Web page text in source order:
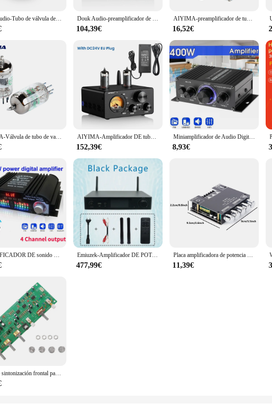
clear audio experience that immerses you in the action. The amplifier's design is
and precision.
about performance; it's also about ease of use. It comes with a user-friendly manual and all
piece of equipment but also a user-friendly addition to your home cinema setup.
is designed to be a seamless addition to your entertainment system, enhancing your audio
Douk Audio-Tubo de válvula de vacío Ultra compacto, amplificador de auriculares, preamplificador estéreo para el hogar, sistema de Audio de escritorio Douk Audio-preamplificador de tubo de válvula HiFi, divisor de Audio de 4 vías, amplificador de auriculares de escritorio para el hogar, Control de graves agudos con medidor VU
104,39€
AIYIMA-preamplificador de tubo 6A2 mejorado, amplificador de sonido HiFi, Bile búfer, Audio, altavoz, cine en casa, bricolaje
16,52€
AIYIMA-Válvula de tubo de vacío 2 piezas GE 5654W, actualización de tubo electrónico de vacío para 6J1 6m1 6AK5 6J1P EF95, amplificador de emparejamiento de Audio AIYIMA-Amplificador DE tubo de vacío T9, HiFi, Bluetooth 5,0, USB, DAC, estéreo, coaxial, OPT, VU, medidor, altavoz
152,39€
Miniamplificador de Audio Digital AK170 para coche, amplificador estéreo de luz azul para cine en casa, Club, fiesta, música, potencia de 200W x 2
8,93€
AMPLIFICADOR DE sonido HiFi de potencia máxima de 1600W, amplificador de Audio Digital de 4 canales, Bluetooth, reproductor de Karaoke, Radio FM, compatible con Control remoto Emiuzek-Amplificador DE POTENCIA WA80 Pro, con WiFi y Bluetooth 5,0, 60Wx2, estéreo, HiFi, 2,1 canales, reproductor multimedia de transmisión de dígitos, Amplificador de sonido
477,99€
Placa amplificadora de potencia Digital, 2,1 canales, 2x50W + 100W, BT5.0 Audio estéreo, amplificador de bajos AUX 12/24V, CS8673E
11,39€
Placa de sintonización frontal para amplificador de potencia, placa de sintonización de Audio, preamplificador, Dual AC, 12V, serie DX338A